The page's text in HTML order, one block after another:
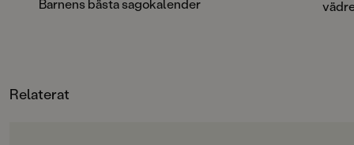
Sjöberg, Catarina Kruusval, Ebba
Barnens bästa sagokalender
Relaterat